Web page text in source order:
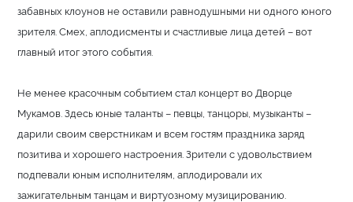
забавных клоунов не оставили равнодушными ни одного юного
зрителя. Смех, аплодисменты и счастливые лица детей – вот
главный итог этого события.
Не менее красочным событием стал концерт во Дворце
Мукамов. Здесь юные таланты – певцы, танцоры, музыканты –
дарили своим сверстникам и всем гостям праздника заряд
позитива и хорошего настроения. Зрители с удовольствием
подпевали юным исполнителям, аплодировали их
зажигательным танцам и виртуозному музицированию.